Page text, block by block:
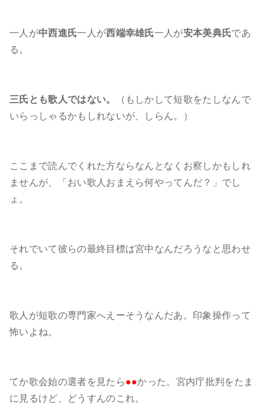
一人が中西進氏一人が西端幸雄氏一人が安本美典氏であ
る。
三氏とも歌人ではない。
（もしかして短歌をたしなんで
いらっしゃるかもしれないが、しらん。）
ここまで読んでくれた方ならなんとなくお察しかもしれ
ませんが、「おい歌人おまえら何やってんだ？」でし
ょ。
それでいて彼らの最終目標は宮中なんだろうなと思わせ
る。
歌人が短歌の専門家へえーそうなんだあ。印象操作って
怖いよね。
てか歌会始の選者を見たら●●かった。宮内庁批判をたま
に見るけど、どうすんのこれ。